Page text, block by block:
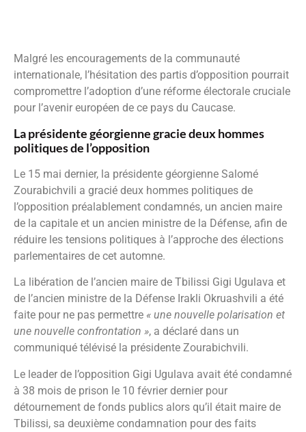
Malgré les encouragements de la communauté
internationale, l’hésitation des partis d’opposition pourrait
compromettre l’adoption d’une réforme électorale cruciale
pour l’avenir européen de ce pays du Caucase.
La présidente géorgienne gracie deux hommes
politiques de l’opposition
Le 15 mai dernier, la présidente géorgienne Salomé
Zourabichvili a gracié deux hommes politiques de
l’opposition préalablement condamnés, un ancien maire
de la capitale et un ancien ministre de la Défense, afin de
réduire les tensions politiques à l’approche des élections
parlementaires de cet automne.
La libération de l’ancien maire de Tbilissi Gigi Ugulava et
de l’ancien ministre de la Défense Irakli Okruashvili a été
faite pour ne pas permettre « une nouvelle polarisation et
une nouvelle confrontation », a déclaré dans un
communiqué télévisé la présidente Zourabichvili.
Le leader de l’opposition Gigi Ugulava avait été condamné
à 38 mois de prison le 10 février dernier pour
détournement de fonds publics alors qu’il était maire de
Tbilissi, sa deuxième condamnation pour des faits